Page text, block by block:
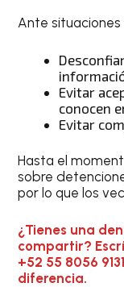
Ante situaciones
Evitar
conocen
Evitar
Hasta el
sobre
por lo que los
¿Tienes una
compartir?
+52 55 8056
diferencia.